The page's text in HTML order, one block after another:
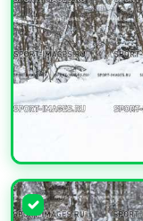
УВЕЛИЧИТЬ